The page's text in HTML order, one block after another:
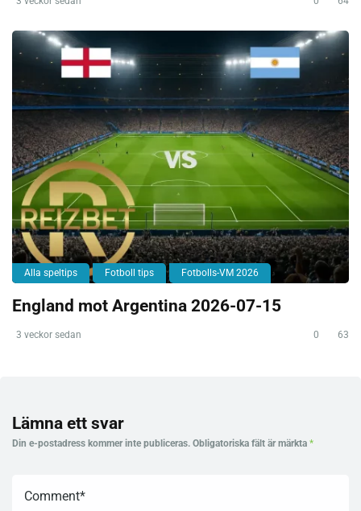
Alla speltips Fotboll tips Fotbolls-VM 2026
England mot Argentina 2026-07-15
3 veckor sedan 0 63
Lämna ett svar
Din e-postadress kommer inte publiceras. Obligatoriska fält är märkta *